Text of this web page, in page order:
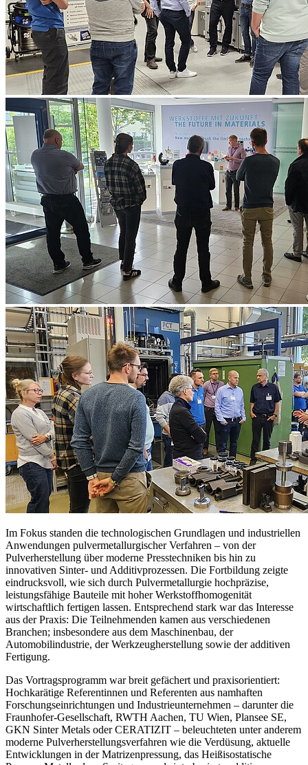
Im Fokus standen die technologischen Grundlagen und industriellen
Anwendungen pulvermetallurgischer Verfahren – von der
Pulverherstellung über moderne Presstechniken bis hin zu
innovativen Sinter- und Additivprozessen. Die Fortbildung zeigte
eindrucksvoll, wie sich durch Pulvermetallurgie hochpräzise,
leistungsfähige Bauteile mit hoher Werkstoffhomogenität
wirtschaftlich fertigen lassen. Entsprechend stark war das Interesse
aus der Praxis: Die Teilnehmenden kamen aus verschiedenen
Branchen; insbesondere aus dem Maschinenbau, der
Automobilindustrie, der Werkzeugherstellung sowie der additiven
Fertigung.
Das Vortragsprogramm war breit gefächert und praxisorientiert:
Hochkarätige Referentinnen und Referenten aus namhaften
Forschungseinrichtungen und Industrieunternehmen – darunter die
Fraunhofer-Gesellschaft, RWTH Aachen, TU Wien, Plansee SE,
GKN Sinter Metals oder CERATIZIT – beleuchteten unter anderem
moderne Pulverherstellungsverfahren wie die Verdüsung, aktuelle
Entwicklungen in der Matrizenpressung, das Heißisostatische